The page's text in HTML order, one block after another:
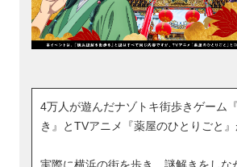
4万人が遊んだナゾトキ街歩きゲーム
き』とTVアニメ『薬屋のひとりごと』
実際に横浜の街を歩き、謎解きをしな